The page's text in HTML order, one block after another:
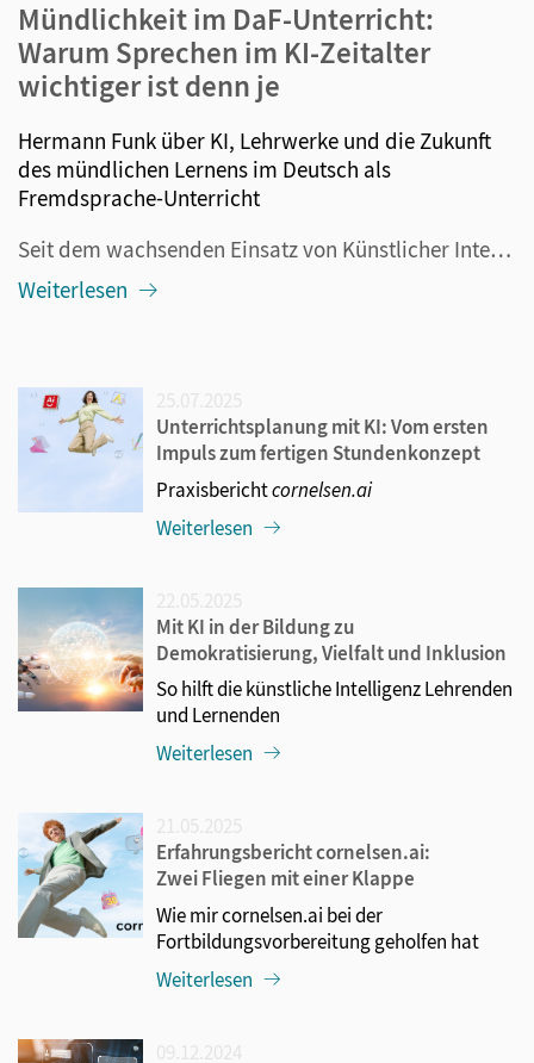
Mündlichkeit im DaF-Unterricht:
Warum Sprechen im KI-Zeitalter
wichtiger ist denn je
Hermann Funk über KI, Lehrwerke und die Zukunft
des mündlichen Lernens im Deutsch als
Fremdsprache-Unterricht
Seit dem wachsenden Einsatz von Künstlicher Intelligenz im Bildungsbereich wird heftig über die Entwicklung des Sprachenlernens diskutiert. Da wird etwa darüber spekuliert, ob der Fremdsprachenunterricht nicht komplett abgeschafft werden sollte, weil die KI ohnehin alle Übersetzungsaufgaben übernimm...
Weiterlesen
Unterrichtsplanung mit KI: Vom ersten
Impuls zum fertigen Stundenkonzept
Praxisberichtcornelsen.ai
Weiterlesen
Mit KI in der Bildung zu
Demokratisierung, Vielfalt und Inklusion
So hilft die künstliche Intelligenz Lehrenden
und Lernenden
Weiterlesen
Erfahrungsbericht cornelsen.ai:
Zwei Fliegen mit einer Klappe
Wie mir cornelsen.ai bei der
Fortbildungsvorbereitung geholfen hat
Weiterlesen